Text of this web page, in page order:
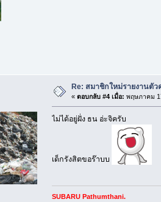
Re: สมาชิกใหม่รายงานตัว
« ตอบกลับ #4 เมื่อ: พฤษภาคม
ไม่ได้อยู่ฝั่ง ธน อ่ะจิครับ
เด็กรังสิตขอร๊าบบ
SUBARU Pathumthani.